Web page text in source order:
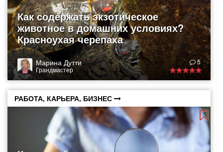
Как содержать экзотическое
животное в домашних условиях?
Красноухая черепаха
Марина Дутти
Грандмастер
5
РАБОТА, КАРЬЕРА, БИЗНЕС